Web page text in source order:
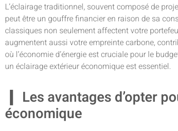
L’éclairage traditionnel, souvent composé de
peut être un gouffre financier en raison de sa
classiques non seulement affectent votre
augmentent aussi votre empreinte carbone,
où l’économie d’énergie est cruciale pour le
un éclairage extérieur économique est essentiel.
Les avantages d’opter
économique